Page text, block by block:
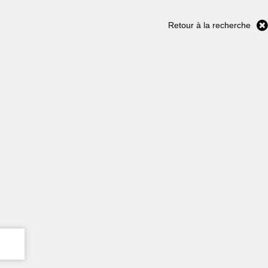
Retour à la recherche